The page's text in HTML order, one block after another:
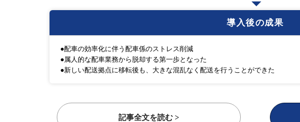
導入後の成果
●配車の効率化に伴う配車係のストレス削減
●属人的な配車業務から脱却する第一歩となった
●新しい配送拠点に移転後も、大きな混乱なく配送を行うことができた
記事全文を読む >